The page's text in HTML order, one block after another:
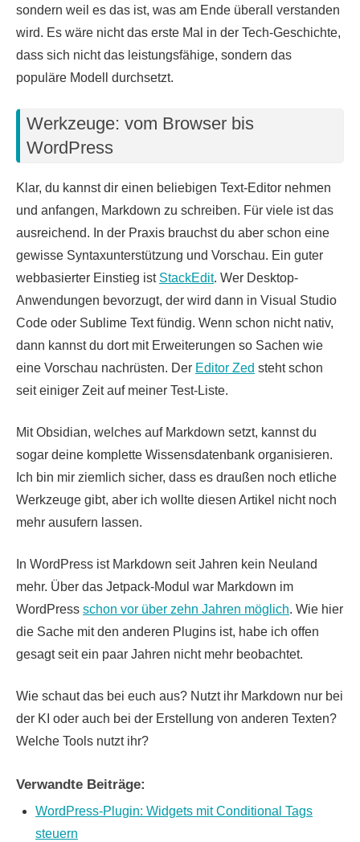
sondern weil es das ist, was am Ende überall verstanden
wird. Es wäre nicht das erste Mal in der Tech-Geschichte,
dass sich nicht das leistungsfähige, sondern das
populäre Modell durchsetzt.
Werkzeuge: vom Browser bis
WordPress
Klar, du kannst dir einen beliebigen Text-Editor nehmen
und anfangen, Markdown zu schreiben. Für viele ist das
ausreichend. In der Praxis brauchst du aber schon eine
gewisse Syntaxunterstützung und Vorschau. Ein guter
webbasierter Einstieg ist StackEdit. Wer Desktop-
Anwendungen bevorzugt, der wird dann in Visual Studio
Code oder Sublime Text fündig. Wenn schon nicht nativ,
dann kannst du dort mit Erweiterungen so Sachen wie
eine Vorschau nachrüsten. Der Editor Zed steht schon
seit einiger Zeit auf meiner Test-Liste.
Mit Obsidian, welches auf Markdown setzt, kannst du
sogar deine komplette Wissensdatenbank organisieren.
Ich bin mir ziemlich sicher, dass es draußen noch etliche
Werkzeuge gibt, aber ich wollte diesen Artikel nicht noch
mehr ausufern lassen.
In WordPress ist Markdown seit Jahren kein Neuland
mehr. Über das Jetpack-Modul war Markdown im
WordPress schon vor über zehn Jahren möglich. Wie hier
die Sache mit den anderen Plugins ist, habe ich offen
gesagt seit ein paar Jahren nicht mehr beobachtet.
Wie schaut das bei euch aus? Nutzt ihr Markdown nur bei
der KI oder auch bei der Erstellung von anderen Texten?
Welche Tools nutzt ihr?
Verwandte Beiträge:
WordPress-Plugin: Widgets mit Conditional Tags
steuern